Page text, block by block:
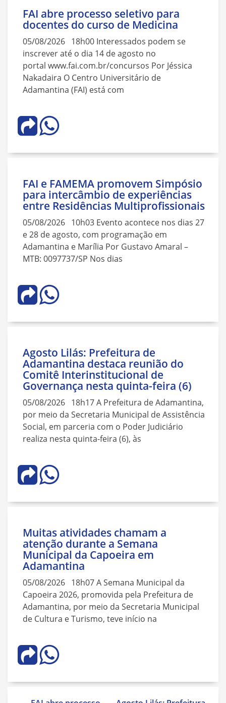
FAI abre processo seletivo para
docentes do curso de Medicina
05/08/2026 18h00 Interessados podem se
inscrever até o dia 14 de agosto no
portal www.fai.com.br/concursos Por Jéssica
Nakadaira O Centro Universitário de
Adamantina (FAI) está com
FAI e FAMEMA promovem Simpósio
para intercâmbio de experiências
entre Residências Multiprofissionais
05/08/2026 10h03 Evento acontece nos dias 27
e 28 de agosto, com programação em
Adamantina e Marília Por Gustavo Amaral –
MTB: 0097737/SP Nos dias
Agosto Lilás: Prefeitura de
Adamantina destaca reunião do
Comitê Interinstitucional de
Governança nesta quinta-feira (6)
05/08/2026 18h17 A Prefeitura de Adamantina,
por meio da Secretaria Municipal de Assistência
Social, em parceria com o Poder Judiciário
realiza nesta quinta-feira (6), às
Muitas atividades chamam a
atenção durante a Semana
Municipal da Capoeira em
Adamantina
05/08/2026 18h07 A Semana Municipal da
Capoeira 2026, promovida pela Prefeitura de
Adamantina, por meio da Secretaria Municipal
de Cultura e Turismo, teve início na
Navegação